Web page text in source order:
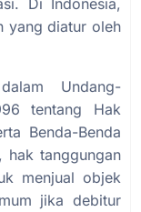
yang diatur oleh
Undang-
tentang Hak
Benda-Benda
hak tanggungan
menjual objek
jika debitur